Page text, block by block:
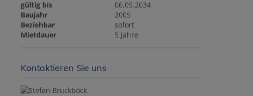
gültig bis
06.05.2034
Baujahr
2005
Beziehbar
sofort
Mietdauer
5 Jahre
Kontaktieren Sie uns